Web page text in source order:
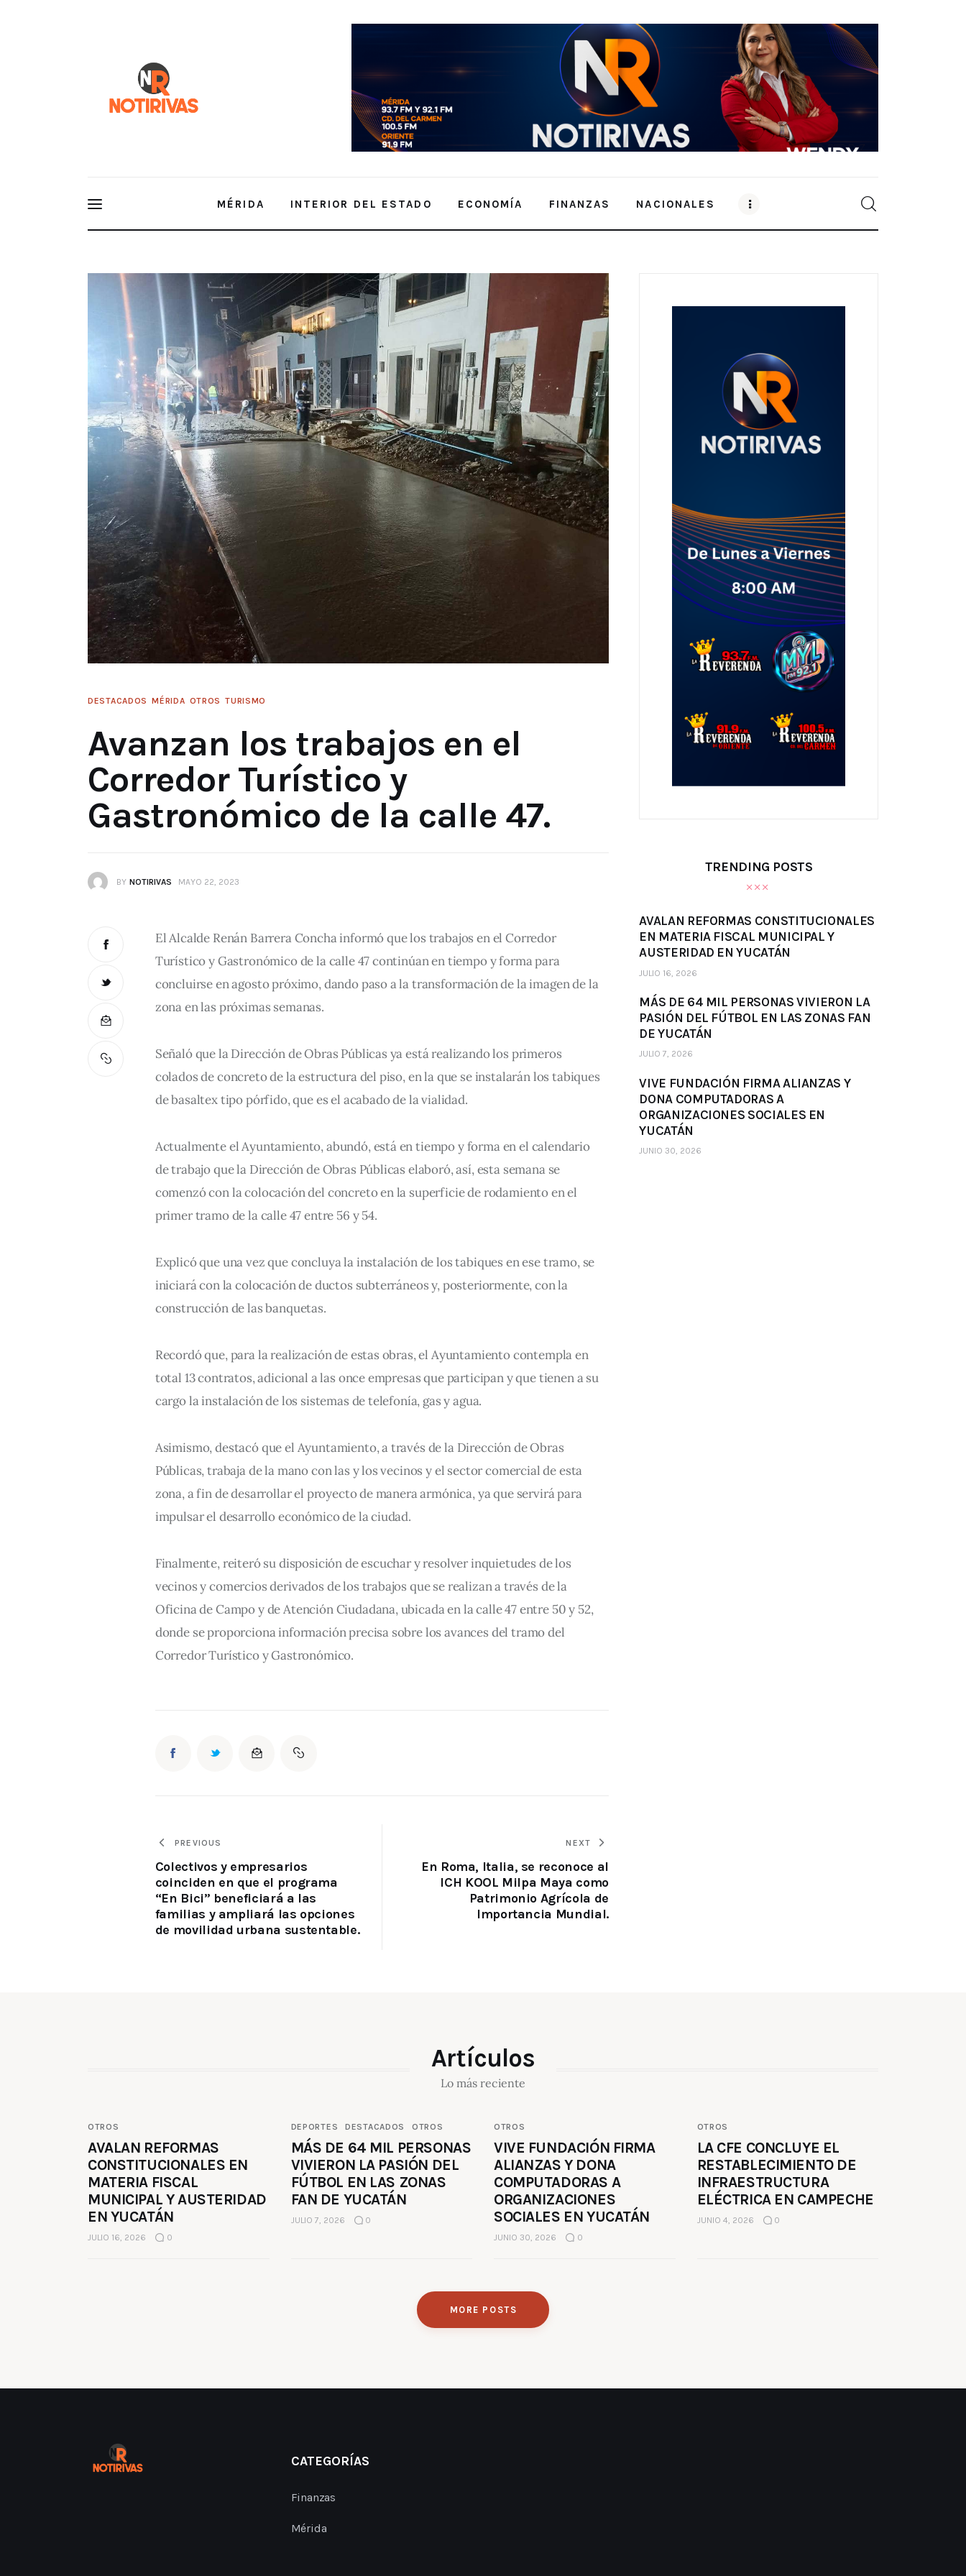
MÉRIDA INTERIOR DEL ESTADO ECONOMÍA FINANZAS NACIONALES
DESTACADOS MÉRIDA OTROS TURISMO
Avanzan los trabajos en el
Corredor Turístico y
Gastronómico de la calle 47.
BY NOTIRIVAS MAYO 22, 2023
El Alcalde Renán Barrera Concha informó que los trabajos en el Corredor
Turístico y Gastronómico de la calle 47 continúan en tiempo y forma para
concluirse en agosto próximo, dando paso a la transformación de la imagen de la
zona en las próximas semanas.
Señaló que la Dirección de Obras Públicas ya está realizando los primeros
colados de concreto de la estructura del piso, en la que se instalarán los tabiques
de basaltex tipo pórfido, que es el acabado de la vialidad.
Actualmente el Ayuntamiento, abundó, está en tiempo y forma en el calendario
de trabajo que la Dirección de Obras Públicas elaboró, así, esta semana se
comenzó con la colocación del concreto en la superficie de rodamiento en el
primer tramo de la calle 47 entre 56 y 54.
Explicó que una vez que concluya la instalación de los tabiques en ese tramo, se
iniciará con la colocación de ductos subterráneos y, posteriormente, con la
construcción de las banquetas.
Recordó que, para la realización de estas obras, el Ayuntamiento contempla en
total 13 contratos, adicional a las once empresas que participan y que tienen a su
cargo la instalación de los sistemas de telefonía, gas y agua.
Asimismo, destacó que el Ayuntamiento, a través de la Dirección de Obras
Públicas, trabaja de la mano con las y los vecinos y el sector comercial de esta
zona, a fin de desarrollar el proyecto de manera armónica, ya que servirá para
impulsar el desarrollo económico de la ciudad.
Finalmente, reiteró su disposición de escuchar y resolver inquietudes de los
vecinos y comercios derivados de los trabajos que se realizan a través de la
Oficina de Campo y de Atención Ciudadana, ubicada en la calle 47 entre 50 y 52,
donde se proporciona información precisa sobre los avances del tramo del
Corredor Turístico y Gastronómico.
PREVIOUS
Colectivos y empresarios
coinciden en que el programa
“En Bici” beneficiará a las
familias y ampliará las opciones
de movilidad urbana sustentable.
NEXT
En Roma, Italia, se reconoce al
ICH KOOL Milpa Maya como
Patrimonio Agrícola de
Importancia Mundial.
TRENDING POSTS
AVALAN REFORMAS CONSTITUCIONALES
EN MATERIA FISCAL MUNICIPAL Y
AUSTERIDAD EN YUCATÁN
JULIO 16, 2026
MÁS DE 64 MIL PERSONAS VIVIERON LA
PASIÓN DEL FÚTBOL EN LAS ZONAS FAN
DE YUCATÁN
JULIO 7, 2026
VIVE FUNDACIÓN FIRMA ALIANZAS Y
DONA COMPUTADORAS A
ORGANIZACIONES SOCIALES EN
YUCATÁN
JUNIO 30, 2026
Artículos
Lo más reciente
OTROS
AVALAN REFORMAS
CONSTITUCIONALES EN
MATERIA FISCAL
MUNICIPAL Y AUSTERIDAD
EN YUCATÁN
JULIO 16, 2026 0
DEPORTES DESTACADOS OTROS
MÁS DE 64 MIL PERSONAS
VIVIERON LA PASIÓN DEL
FÚTBOL EN LAS ZONAS
FAN DE YUCATÁN
JULIO 7, 2026 0
OTROS
VIVE FUNDACIÓN FIRMA
ALIANZAS Y DONA
COMPUTADORAS A
ORGANIZACIONES
SOCIALES EN YUCATÁN
JUNIO 30, 2026 0
OTROS
LA CFE CONCLUYE EL
RESTABLECIMIENTO DE
INFRAESTRUCTURA
ELÉCTRICA EN CAMPECHE
JUNIO 4, 2026 0
MORE POSTS
CATEGORÍAS
Finanzas
Mérida